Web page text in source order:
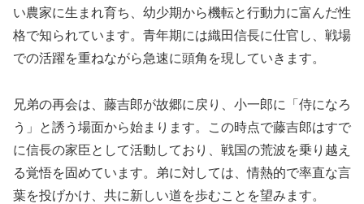
い農家に生まれ育ち、幼少期から機転と行動力に富んだ性
格で知られています。青年期には織田信長に仕官し、戦場
での活躍を重ねながら急速に頭角を現していきます。
兄弟の再会は、藤吉郎が故郷に戻り、小一郎に「侍になろ
う」と誘う場面から始まります。この時点で藤吉郎はすで
に信長の家臣として活動しており、戦国の荒波を乗り越え
る覚悟を固めています。弟に対しては、情熱的で率直な言
葉を投げかけ、共に新しい道を歩むことを望みます。